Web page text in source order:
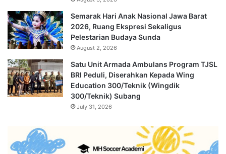
Semarak Hari Anak Nasional Jawa Barat
2026, Ruang Ekspresi Sekaligus
Pelestarian Budaya Sunda
August 2, 2026
Satu Unit Armada Ambulans Program TJSL
BRI Peduli, Diserahkan Kepada Wing
Education 300/Teknik (Wingdik
300/Teknik) Subang
July 31, 2026